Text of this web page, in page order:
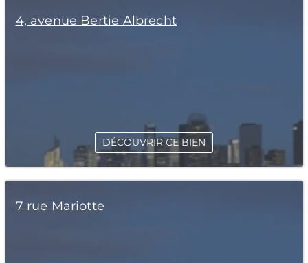
4, avenue Bertie Albrecht
DÉCOUVRIR CE BIEN
7 rue Mariotte